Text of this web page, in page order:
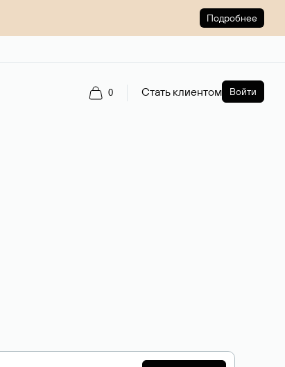
Подробнее
0 Стать клиентом Войти